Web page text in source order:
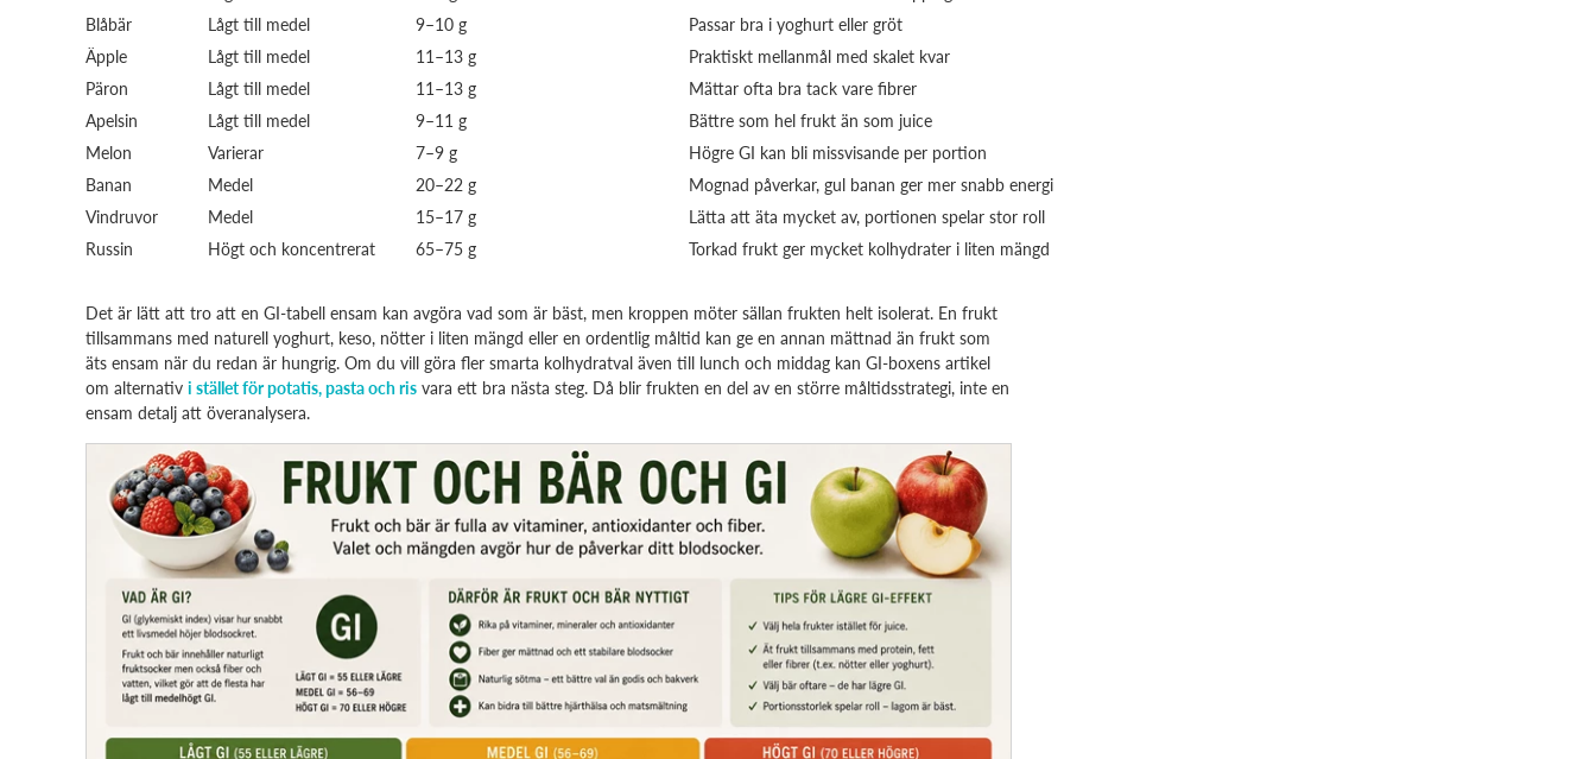
Blåbär
Lågt till medel 9–10 g
Passar bra i yoghurt eller gröt
Äpple
Lågt till medel 11–13 g
Praktiskt mellanmål med skalet kvar
Päron
Lågt till medel 11–13 g
Mättar ofta bra tack vare fibrer
Apelsin
Lågt till medel 9–11 g
Bättre som hel frukt än som juice
Melon
Varierar 7–9 g
Högre GI kan bli missvisande per portion
Banan
Medel 20–22 g
Mognad påverkar, gul banan ger mer snabb energi
Vindruvor
Medel 15–17 g
Lätta att äta mycket av, portionen spelar stor roll
Russin
Högt och koncentrerat 65–75 g Torkad frukt ger mycket kolhydrater i liten mängd
Det är lätt att tro att en GI-tabell ensam kan avgöra vad som är bäst, men kroppen möter sällan frukten helt isolerat. En frukt
tillsammans med naturell yoghurt, keso, nötter i liten mängd eller en ordentlig måltid kan ge en annan mättnad än frukt som
äts ensam när du redan är hungrig. Om du vill göra fler smarta kolhydratval även till lunch och middag kan GI-boxens artikel
om alternativ i stället för potatis, pasta och ris vara ett bra nästa steg. Då blir frukten en del av en större måltidsstrategi, inte en
ensam detalj att överanalysera.